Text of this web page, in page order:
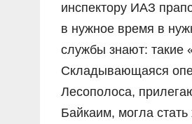
инспектору ИАЗ
в нужное время в
службы знают: такие
Складывающаяся
Лесополоса,
Байкаим, могла